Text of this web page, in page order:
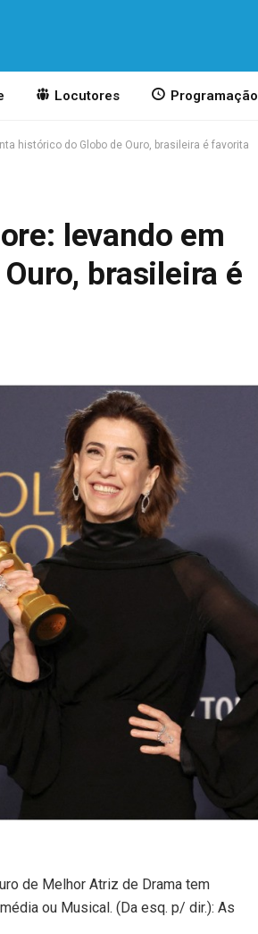
Locutores Programação
histórico do Globo de Ouro, brasileira é favorita
levando em
brasileira é
de Melhor Atriz de Drama tem
ou Musical. (Da esq. p/ dir.): As